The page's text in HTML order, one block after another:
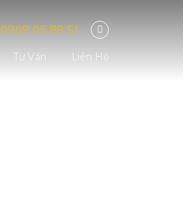
0909 05 89 51
Tư Vấn Liên Hệ